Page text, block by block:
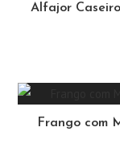
Alfajor
Frango com